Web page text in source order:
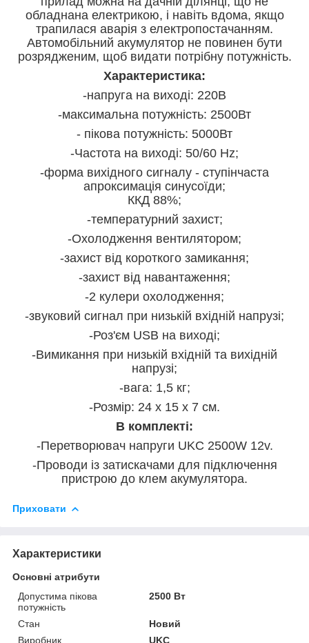
обладнана електрикою, і навіть вдома, якщо
трапилася аварія з електропостачанням.
Автомобільний акумулятор не повинен бути
розрядженим, щоб видати потрібну потужність.
Характеристика:
-напруга на виході: 220В
-максимальна потужність: 2500Вт
- пікова потужність: 5000Вт
-Частота на виході: 50/60 Hz;
-форма вихідного сигналу - ступінчаста
апроксимація синусоїди;
ККД 88%;
-температурний захист;
-Охолодження вентилятором;
-захист від короткого замикання;
-захист від навантаження;
-2 кулери охолодження;
-звуковий сигнал при низькій вхідній напрузі;
-Роз'єм USB на виході;
-Вимикання при низькій вхідній та вихідній
напрузі;
-вага: 1,5 кг;
-Розмір: 24 x 15 x 7 см.
В комплекті:
-Перетворювач напруги UKC 2500W 12v.
-Проводи із затискачами для підключення
пристрою до клем акумулятора.
Приховати
Характеристики
Основні атрибути
Допустима пікова
потужність
2500 Вт
Стан
Новий
Виробник
UKC